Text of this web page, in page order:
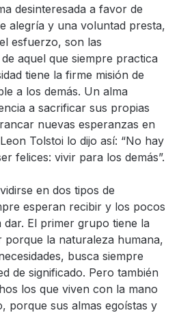
desinteresada a favor de
alegría y una voluntad presta,
esfuerzo, son las
aquel que siempre practica
tiene la firme misión de
a los demás. Un alma
a sacrificar sus propias
nuevas esperanzas en
Tolstoi lo dijo así: “No hay
felices: vivir para los demás”.
en dos tipos de
esperan recibir y los pocos
dar. El primer grupo tiene la
porque la naturaleza humana,
busca siempre
de significado. Pero también
los que viven con la mano
porque sus almas egoístas y